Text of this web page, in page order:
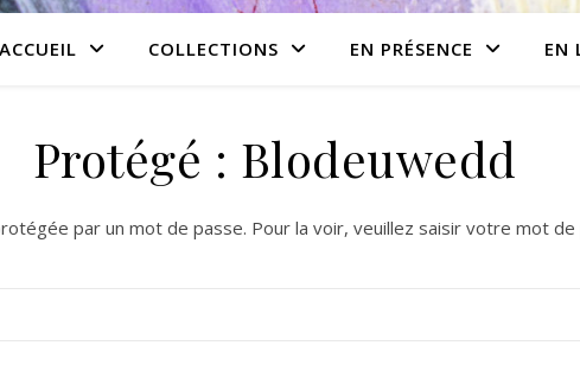
ACCUEIL COLLECTIONS EN PRÉSENCE EN
Protégé : Blodeuwedd
par un mot de passe. Pour la voir, veuillez saisir votre mot de